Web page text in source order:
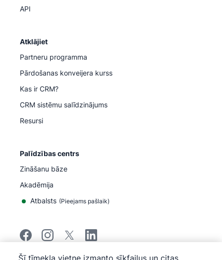
API
Atklājiet
Partneru programma
Pārdošanas konveijera kurss
Kas ir CRM?
CRM sistēmu salīdzinājums
Resursi
Palīdzības centrs
Zināšanu bāze
Akadēmija
Atbalsts (Pieejams pašlaik)
Šī tīmekļa vietne izmanto sīkfailus un citas